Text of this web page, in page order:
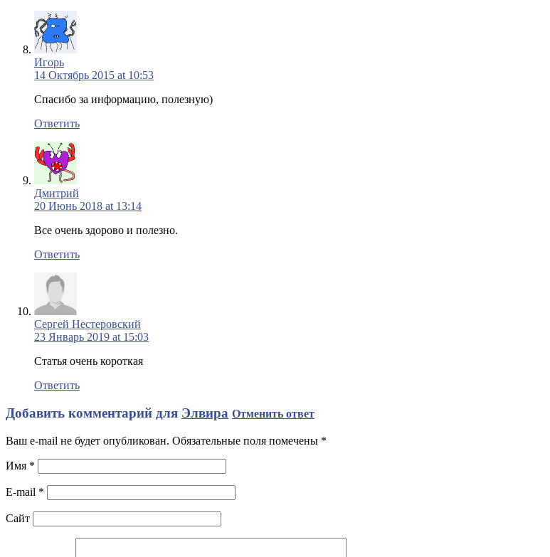
Игорь
14 Октябрь 2015 at 10:53
Спасибо за информацию, полезную)
Ответить
Дмитрий
20 Июнь 2018 at 13:14
Все очень здорово и полезно.
Ответить
Сергей Нестеровский
23 Январь 2019 at 15:03
Статья очень короткая
Ответить
Добавить комментарий для Элвира Отменить ответ
Ваш e-mail не будет опубликован. Обязательные поля помечены *
Имя *
E-mail *
Сайт